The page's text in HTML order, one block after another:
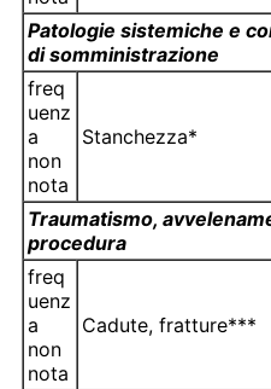
Patologie sistemiche e
di somministrazione
freq
uenz
a
non
nota
Stanchezza*
Traumatismo,
procedura
freq
uenz
a
non
nota
Cadute, fratture***